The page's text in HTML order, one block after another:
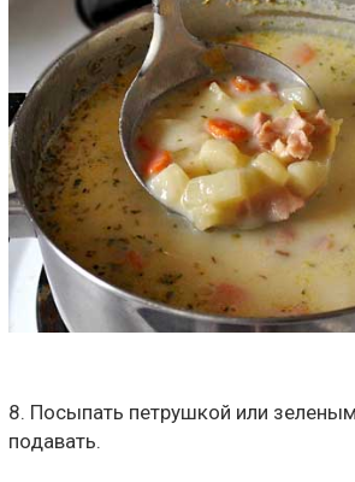
8. Посыпать петрушкой или
подавать.